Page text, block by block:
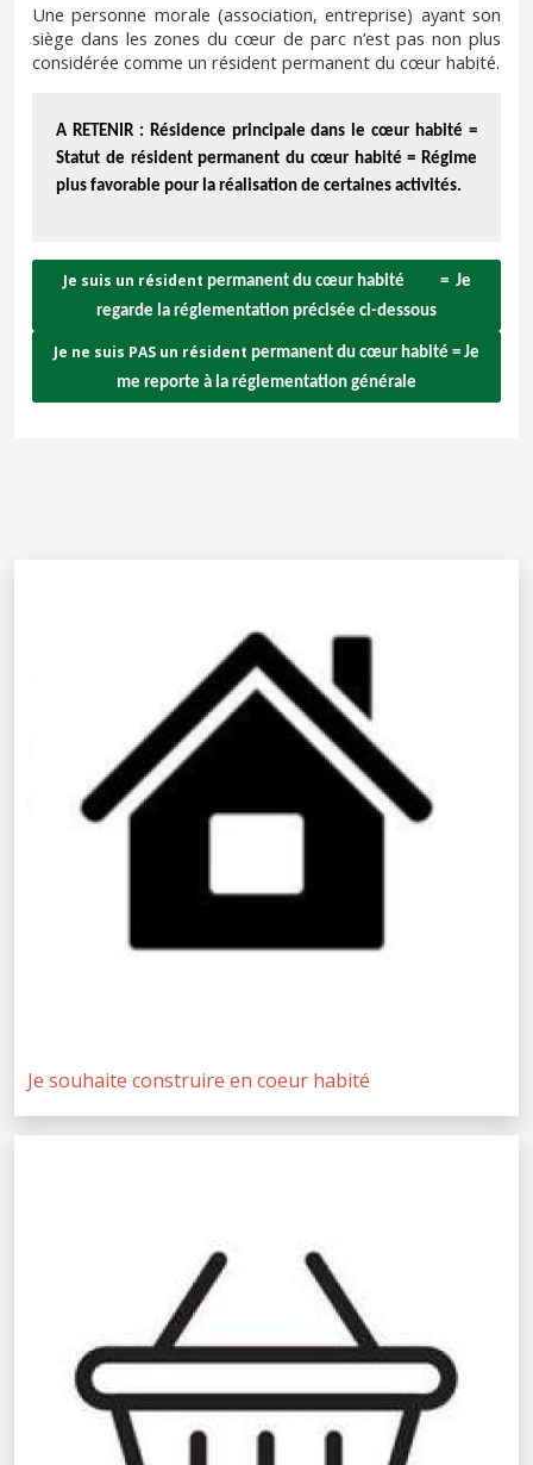
Une personne morale (association, entreprise) ayant son
siège dans les zones du cœur de parc n’est pas non plus
considérée comme un résident permanent du cœur habité.
A RETENIR : Résidence principale dans le cœur habité =
Statut de résident permanent du cœur habité = Régime
plus favorable pour la réalisation de certaines activités.
Je suis un résident permanent du cœur habité = Je
regarde la réglementation précisée ci-dessous
Je ne suis PAS un résident permanent du cœur habité = Je
me reporte à la réglementation générale
Je souhaite construire en coeur habité